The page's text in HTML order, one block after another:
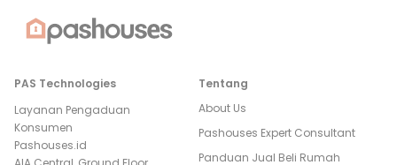
PAS Technologies
Layanan Pengaduan
Konsumen
Pashouses.id
Tentang
About Us
Pashouses Expert Consultant
Panduan Jual Beli Rumah